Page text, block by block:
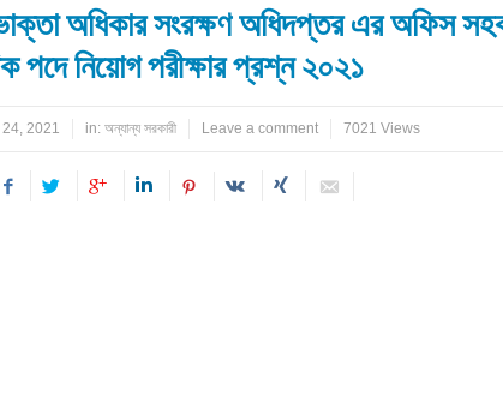
অধিকার সংরক্ষণ অধিদপ্তর এর অফিস
পদে নিয়োগ পরীক্ষার প্রশ্ন ২০২১
2021 in: অন্যান্য সরকারী Leave a comment 7021 Views